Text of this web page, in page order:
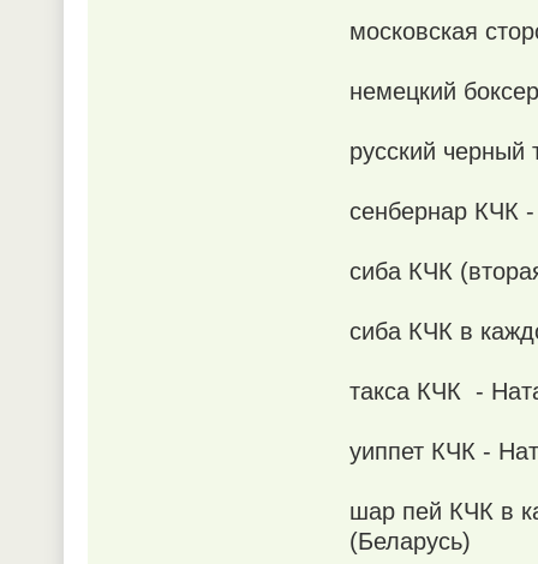
московская
немецкий
русский
сенбернар КЧК
сиба КЧК
сиба КЧК в
такса КЧК -
уиппет КЧК -
шар пей КЧК в
(Беларусь)